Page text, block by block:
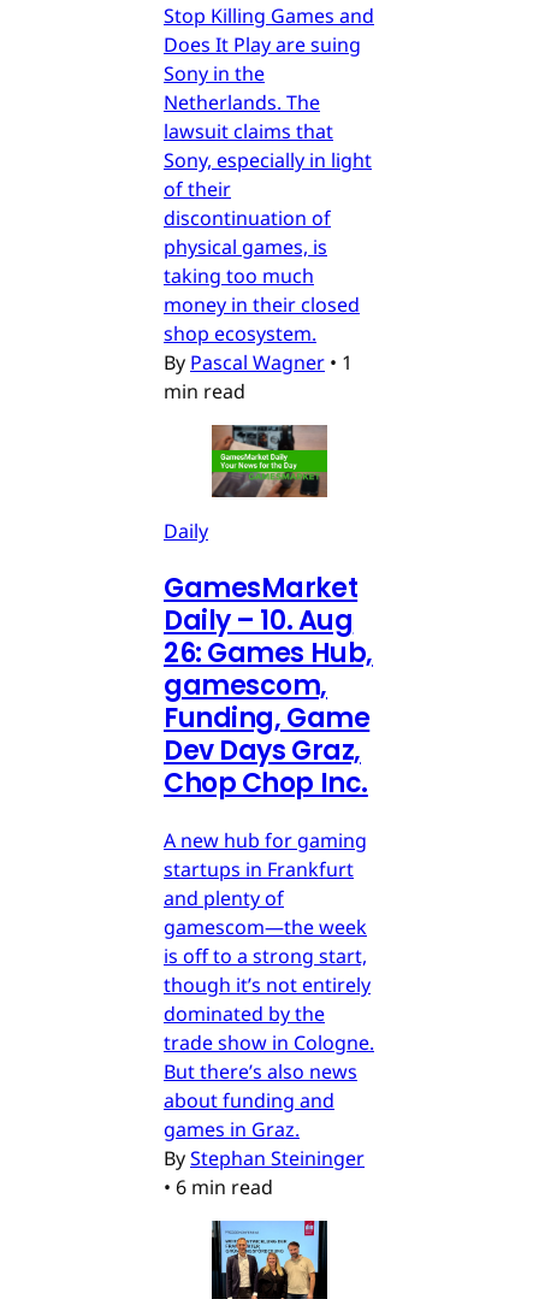
Stop Killing Games and
Does It Play are suing
Sony in the
Netherlands. The
lawsuit claims that
Sony, especially in light
of their
discontinuation of
physical games, is
taking too much
money in their closed
shop ecosystem.
By Pascal Wagner • 1
min read
Daily
GamesMarket
Daily – 10. Aug
26: Games Hub,
gamescom,
Funding, Game
Dev Days Graz,
Chop Chop Inc.
A new hub for gaming
startups in Frankfurt
and plenty of
gamescom—the week
is off to a strong start,
though it’s not entirely
dominated by the
trade show in Cologne.
But there’s also news
about funding and
games in Graz.
ByStephan Steininger
• 6 min read